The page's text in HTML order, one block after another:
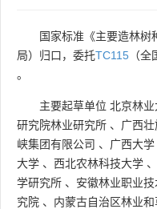
国外标准
国家标准《主要造林树
局）归口，委托TC115 （
。
主要起草单位 北京林
研究院林业研究所 、 广西
峡集团有限公司 、 广西大学
大学 、 西北农林科技大学 、
学研究所 、 安徽林业职业
究院 、 内蒙古自治区林业